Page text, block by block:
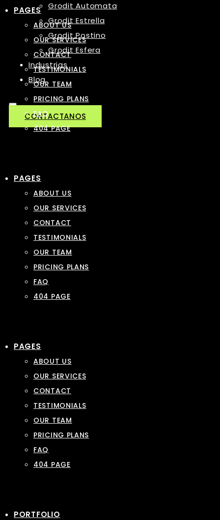
Grodit Automata
Grodit Estrella
Grodit Postino
Grodit Esfera
Industrias
Blog
CONTACTANOS
PAGES
ABOUT US
OUR SERVICES
CONTACT
TESTIMONIALS
OUR TEAM
PRICING PLANS
FAQ
404 PAGE
PAGES
ABOUT US
OUR SERVICES
CONTACT
TESTIMONIALS
OUR TEAM
PRICING PLANS
FAQ
404 PAGE
PAGES
ABOUT US
OUR SERVICES
CONTACT
TESTIMONIALS
OUR TEAM
PRICING PLANS
FAQ
404 PAGE
PORTFOLIO